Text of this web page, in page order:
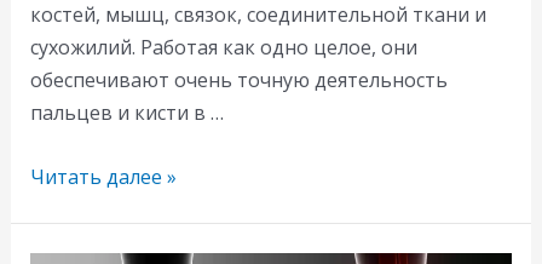
костей, мышц, связок, соединительной ткани и
сухожилий. Работая как одно целое, они
обеспечивают очень точную деятельность
пальцев и кисти в …
Растяжение
Читать далее »